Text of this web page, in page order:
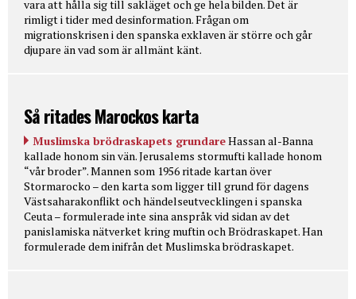
vara att hålla sig till sakläget och ge hela bilden. Det är
rimligt i tider med desinformation. Frågan om
migrationskrisen i den spanska exklaven är större och går
djupare än vad som är allmänt känt.
Så ritades Marockos karta
Muslimska brödraskapets grundareHassan al-Banna
kallade honom sin vän. Jerusalems stormufti kallade honom
“vår broder”. Mannen som 1956 ritade kartan över
Stormarocko – den karta som ligger till grund för dagens
Västsaharakonflikt och händelseutvecklingen i spanska
Ceuta – formulerade inte sina anspråk vid sidan av det
panislamiska nätverket kring muftin och Brödraskapet. Han
formulerade dem inifrån det Muslimska brödraskapet.